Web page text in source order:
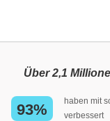
Über 2,1
93%
haben mit
verbessert